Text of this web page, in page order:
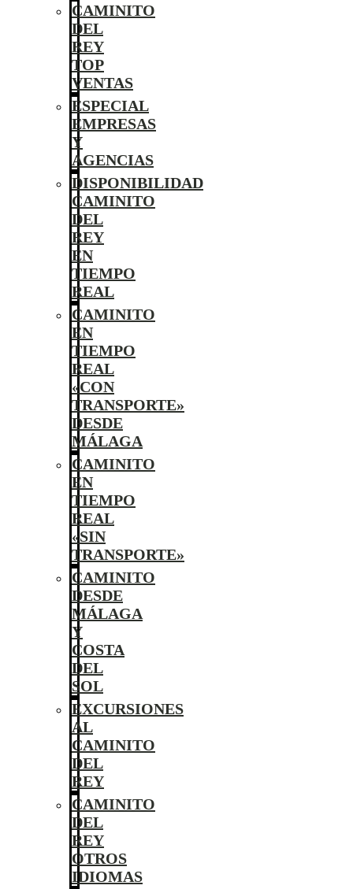
CAMINITO
DEL
REY
TOP
VENTAS
ESPECIAL
EMPRESAS
Y
AGENCIAS
DISPONIBILIDAD
CAMINITO
DEL
REY
EN
TIEMPO
REAL
CAMINITO
EN
TIEMPO
REAL
«CON
TRANSPORTE»
DESDE
MÁLAGA
CAMINITO
EN
TIEMPO
REAL
«SIN
TRANSPORTE»
CAMINITO
DESDE
MÁLAGA
Y
COSTA
DEL
SOL
EXCURSIONES
AL
CAMINITO
DEL
REY
CAMINITO
DEL
REY
OTROS
IDIOMAS